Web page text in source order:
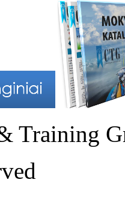
Training